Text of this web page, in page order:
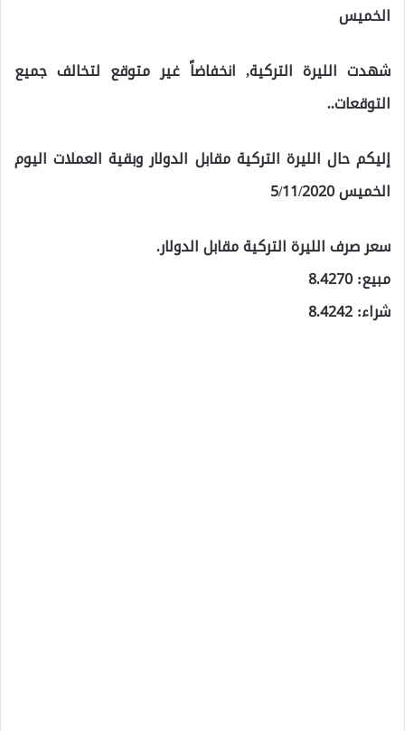
الخميس
شهدت الليرة التركية, انخفاضاً غير متوقع لتخالف جميع
التوقعات..
إليكم حال الليرة التركية مقابل الدولار وبقية العملات اليوم
الخميس 5/11/2020
سعر صرف الليرة التركية مقابل الدولار.
مبيع: 8.4270
شراء: 8.4242